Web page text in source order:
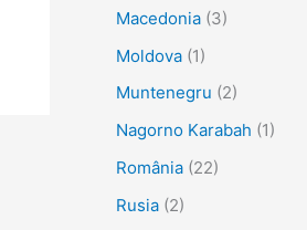
Macedonia(3)
Moldova(1)
Muntenegru (2)
Nagorno Karabah (1)
România(22)
Rusia(2)